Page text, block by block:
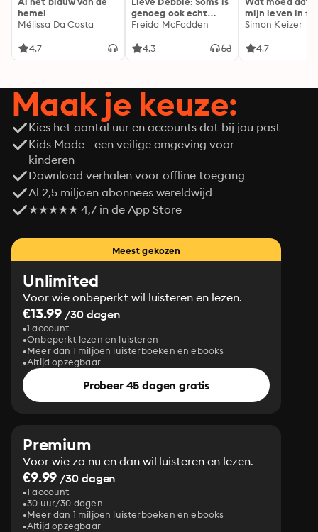
hemel
Mélissa Da Costa
4.7
genoeg ook echt
genoeg...
Freida McFadden
4.3
mijn leven in
Simon Keizer
4.7
Maak je keuze:
Kies het aantal uur en accounts dat bij jou past
Kids Mode - een veilige omgeving voor
kinderen
Download verhalen voor offline toegang
Al 2,5 miljoen abonnees wereldwijd
★★★★★ 4,7 in de App Store
Meest gekozen
Unlimited
Voor wie onbeperkt wil luisteren en lezen.
€13.99 /30 dagen
1 account
Onbeperkt lezen en luisteren
Meer dan 1 miljoen luisterboeken en ebooks
Altijd opzegbaar
Probeer 45 dagen gratis
Premium
Voor wie zo nu en dan wil luisteren en lezen.
€9.99 /30 dagen
1 account
30 uur/30 dagen
Meer dan 1 miljoen luisterboeken en ebooks
Altijd opzegbaar